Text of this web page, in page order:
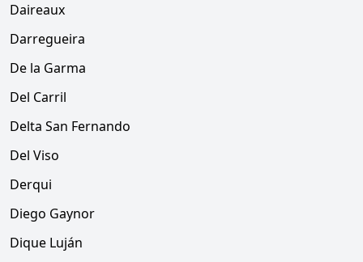
Daireaux
Darregueira
De la Garma
Del Carril
Delta San Fernando
Del Viso
Derqui
Diego Gaynor
Dique Luján